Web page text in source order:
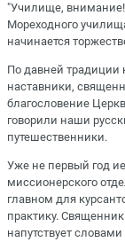
"Училище, внимание!
Мореходного
начинается
По давней традиции
наставники,
благословение
говорили наши
путешественники.
Уже не первый год
миссионерского
главном для
практику.
напутствует